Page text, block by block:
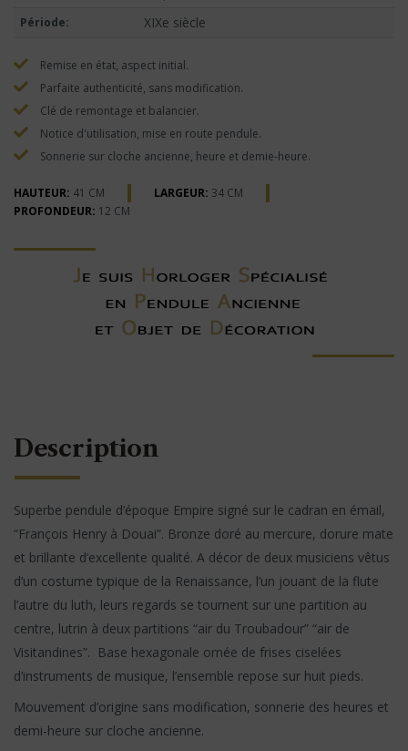
Période: XIXe siècle
Remise en état, aspect initial.
Parfaite authenticité, sans modification.
Clé de remontage et balancier.
Notice d'utilisation, mise en route pendule.
Sonnerie sur cloche ancienne, heure et demie-heure.
HAUTEUR: 41 CM LARGEUR: 34 CM
PROFONDEUR: 12 CM
Description
Superbe pendule d’époque Empire signé sur le cadran en émail,
“François Henry à Douai”. Bronze doré au mercure, dorure mate
et brillante d’excellente qualité. A décor de deux musiciens vêtus
d’un costume typique de la Renaissance, l’un jouant de la flute
l’autre du luth, leurs regards se tournent sur une partition au
centre, lutrin à deux partitions “air du Troubadour” “air de
Visitandines”. Base hexagonale ornée de frises ciselées
d’instruments de musique, l’ensemble repose sur huit pieds.
Mouvement d’origine sans modification, sonnerie des heures et
demi-heure sur cloche ancienne.